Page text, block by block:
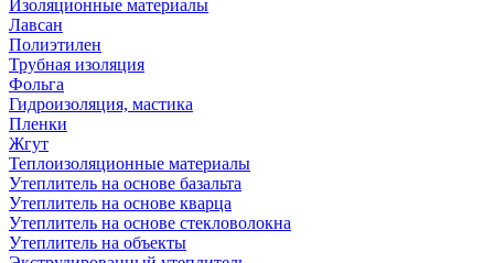
Изоляционные материалы
Лавсан
Полиэтилен
Трубная изоляция
Фольга
Гидроизоляция, мастика
Пленки
Жгут
Теплоизоляционные материалы
Утеплитель на основе базальта
Утеплитель на основе кварца
Утеплитель на основе стекловолокна
Утеплитель на объекты